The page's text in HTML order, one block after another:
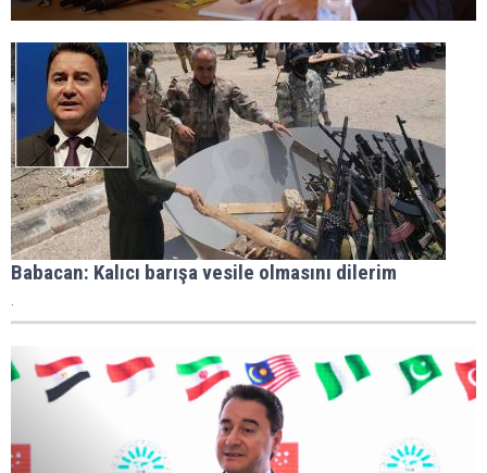
Babacan: Kalıcı barışa vesile olmasını dilerim
.